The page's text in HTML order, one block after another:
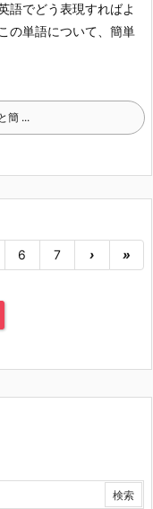
語でどう表現すればよ
の単語について、簡単
簡 ...
6 7 › »